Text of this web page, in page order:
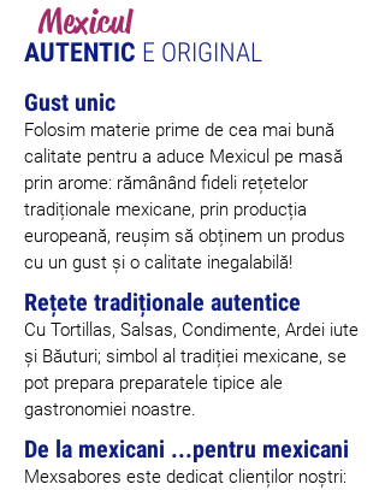
Mexicul
AUTENTIC E ORIGINAL
Gust unic
Folosim materie prime de cea mai bună
calitate pentru a aduce Mexicul pe masă
prin arome: rămânând fideli rețetelor
tradiționale mexicane, prin producția
europeană, reușim să obținem un produs
cu un gust și o calitate inegalabilă!
Rețete tradiționale autentice
Cu Tortillas, Salsas, Condimente, Ardei iute
și Băuturi; simbol al tradiției mexicane, se
pot prepara preparatele tipice ale
gastronomiei noastre.
De la mexicani ...pentru mexicani
Mexsabores este dedicat clienților noștri: